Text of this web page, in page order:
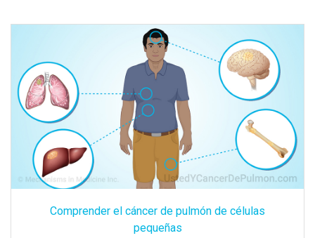
Comprender el cáncer de pulmón de células
pequeñas